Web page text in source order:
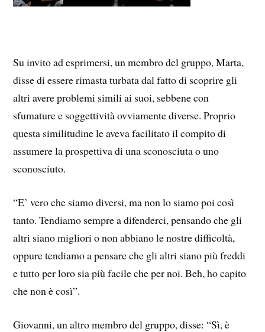
Su invito ad esprimersi, un membro del gruppo, Marta,
disse di essere rimasta turbata dal fatto di scoprire gli
altri avere problemi simili ai suoi, sebbene con
sfumature e soggettività ovviamente diverse. Proprio
questa similitudine le aveva facilitato il compito di
assumere la prospettiva di una sconosciuta o uno
sconosciuto.
“E’ vero che siamo diversi, ma non lo siamo poi così
tanto. Tendiamo sempre a difenderci, pensando che gli
altri siano migliori o non abbiano le nostre difficoltà,
oppure tendiamo a pensare che gli altri siano più freddi
e tutto per loro sia più facile che per noi. Beh, ho capito
che non è così”.
Giovanni, un altro membro del gruppo, disse: “Sì, è